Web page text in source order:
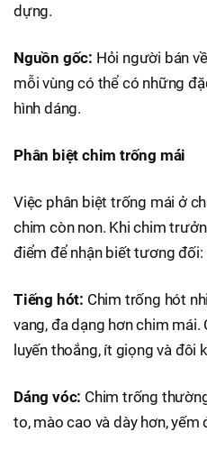
dựng.
Nguồn gốc: Hỏi người bán
mỗi vùng có thể có những
hình dáng.
Phân biệt chim trống mái
Việc phân biệt trống mái ở
chim còn non. Khi chim
điểm để nhận biết tương đối:
Tiếng hót: Chim trống hót
vang, đa dạng hơn chim
luyến thoắng, ít giọng và đôi
Dáng vóc: Chim trống
to, mào cao và dày hơn, yếm